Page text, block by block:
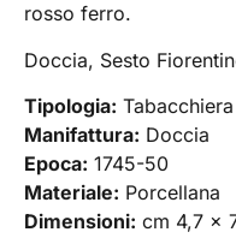
rosso ferro.
Doccia, Sesto
Tipologia: Tabacchiera
Manifattura: Doccia
Epoca: 1745-50
Materiale: Porcellana
Dimensioni: cm 4,7 x